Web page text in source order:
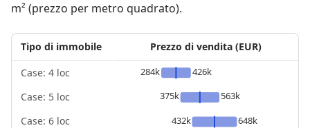
m² (prezzo per metro quadrato).
Tipo di immobile
Case: 4 loc
Case: 5 loc
Case: 6 loc
Prezzo di vendita (EUR)
284k
426k
375k
563k
432k
648k